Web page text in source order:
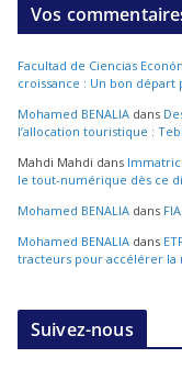
Vos
Facultad de Ciencias
croissance : Un bon départ
Mohamed BENALIA dans
l’allocation touristique :
Mahdi Mahdi dans
le tout-numérique dès ce
Mohamed BENALIA dans
Mohamed BENALIA dans
tracteurs pour accélérer la
Suivez-nous